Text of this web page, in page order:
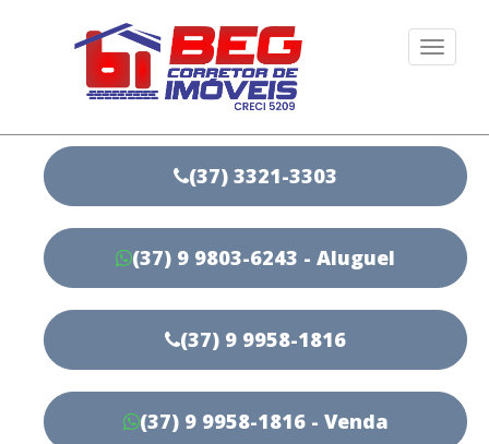
(37) 3321-3303
(37) 9 9803-6243 - Aluguel
(37) 9 9958-1816
(37) 9 9958-1816 - Venda